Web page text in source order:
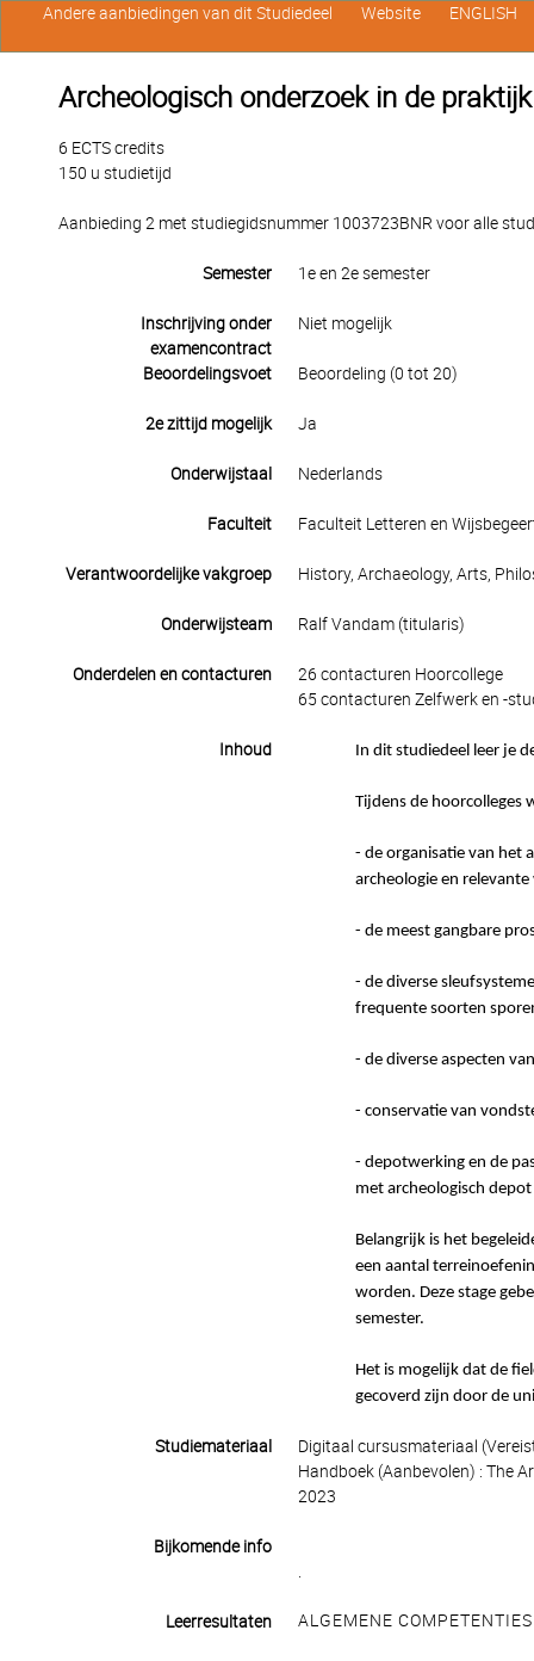
Archeologisch onderzoek in de praktijk
6 ECTS credits
150 u studietijd
Aanbieding 2 met studiegidsnummer 1003723BNR voor alle
Semester 1e en 2e semester
Inschrijving onder
examencontract
Niet mogelijk
Beoordelingsvoet Beoordeling (0 tot 20)
2e zittijd mogelijk Ja
Onderwijstaal Nederlands
Faculteit Faculteit Letteren en
Verantwoordelijke vakgroep History, Archaeology, Arts,
Onderwijsteam Ralf Vandam (titularis)
Onderdelen en contacturen
26 contacturen Hoorcollege
65 contacturen Zelfwerk en -
Inhoud In dit studiedeel leer je
Tijdens de hoorcolleges
- de organisatie van het
archeologie en
- de meest gangbare
- de diverse
frequente soorten
- de diverse aspecten
- conservatie van
- depotwerking en de
met archeologisch
Belangrijk is het
een aantal
worden. Deze stage
semester.
Het is mogelijk dat de
gecoverd zijn door de
Studiemateriaal
Digitaal cursusmateriaal
Handboek (Aanbevolen) : The
2023
Bijkomende info
Leerresultaten ALGEMENE COMPETENTIES
Andere aanbiedingen van dit Studiedeel Website ENGLISH